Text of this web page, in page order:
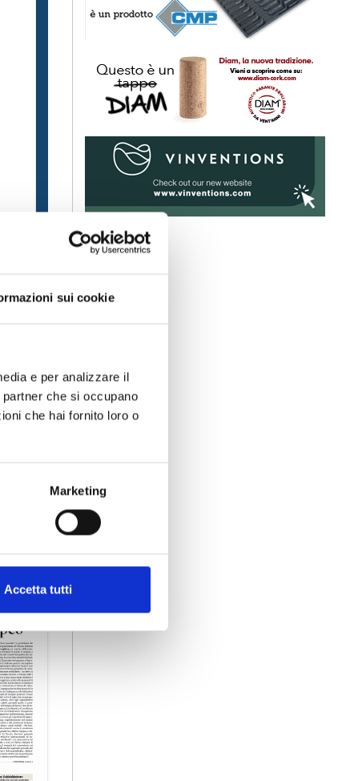
sui cookie
e per analizzare il
che si occupano
che hai fornito loro o
Marketing
Accetta tutti